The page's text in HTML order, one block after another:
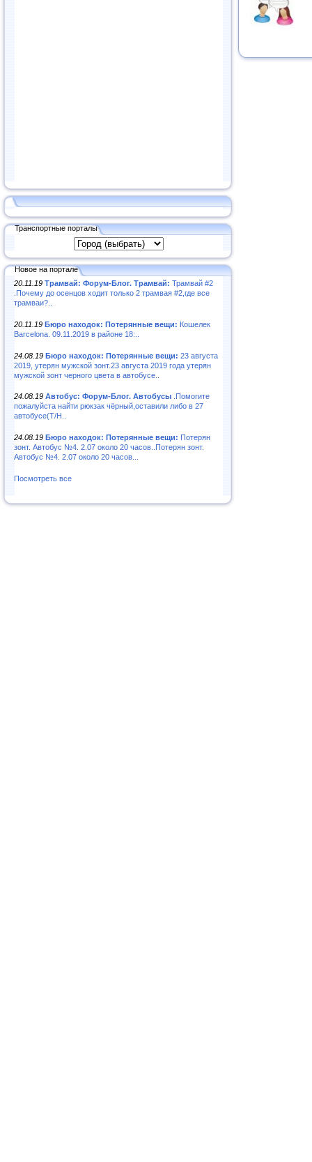
Транспортные порталы
Новое на портале
20.11.19 Трамвай: Форум-Блог. Трамвай: Трамвай #2
.Почему до осенцов ходит только 2 трамвая #2,где все
трамваи?..
20.11.19 Бюро находок: Потерянные вещи: Кошелек
Barcelona. 09.11.2019 в районе 18:..
24.08.19 Бюро находок: Потерянные вещи: 23 августа
2019, утерян мужской зонт.23 августа 2019 года утерян
мужской зонт черного цвета в автобусе..
24.08.19 Автобус: Форум-Блог. Автобусы .Помогите
пожалуйста найти рюкзак чёрный,оставили либо в 27
автобусе(Т/Н..
24.08.19 Бюро находок: Потерянные вещи: Потерян
зонт. Автобус №4. 2.07 около 20 часов..Потерян зонт.
Автобус №4. 2.07 около 20 часов...
Посмотреть все